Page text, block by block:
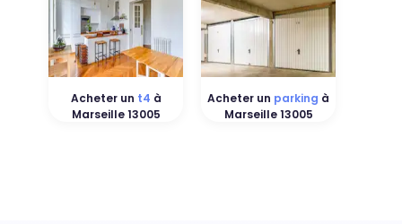
Acheter un t4 à
Marseille 13005
Acheter un parking à
Marseille 13005